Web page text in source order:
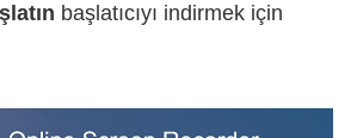
başlatıcıyı indirmek için